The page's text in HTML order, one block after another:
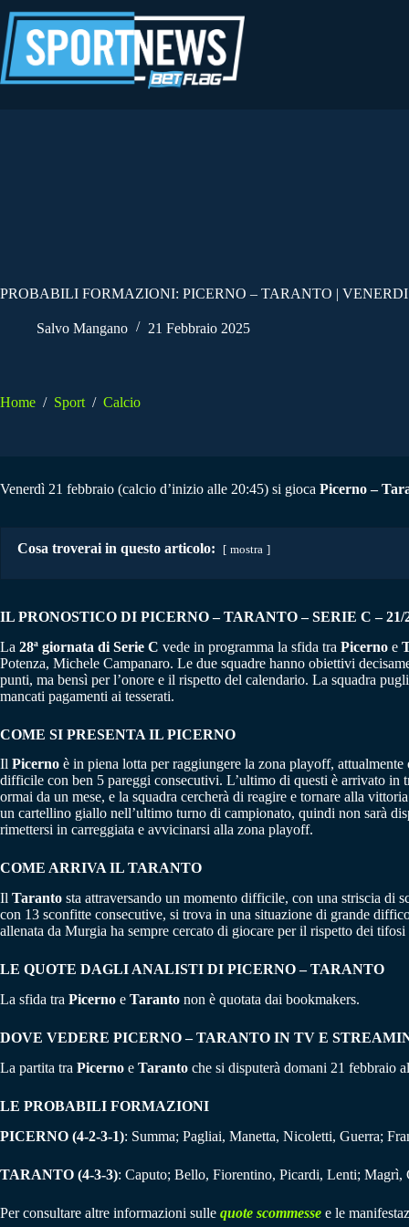
al
contenuto
PROBABILI FORMAZIONI: PICERNO – TARANTO |
Salvo Mangano 21 Febbraio 2025
Home / Sport / Calcio
Venerdì 21 febbraio (calcio d’inizio alle 20:45) si gioca Picerno –
Cosa troverai in questo articolo: mostra
IL PRONOSTICO DI PICERNO – TARANTO – SERIE C – 21/
La 28ª giornata di Serie C vede in programma la sfida tra Picerno e
Potenza, Michele Campanaro. Le due squadre hanno obiettivi
punti, ma bensì per l’onore e il rispetto del calendario. La squadra
mancati pagamenti ai tesserati.
COME SI PRESENTA IL PICERNO
Il Picerno è in piena lotta per raggiungere la zona playoff,
difficile con ben 5 pareggi consecutivi. L’ultimo di questi è arrivato in
ormai da un mese, e la squadra cercherà di reagire e tornare alla
un cartellino giallo nell’ultimo turno di campionato, quindi non sarà
rimettersi in carreggiata e avvicinarsi alla zona playoff.
COME ARRIVA IL TARANTO
Il Taranto sta attraversando un momento difficile, con una striscia di
con 13 sconfitte consecutive, si trova in una situazione di grande
allenata da Murgia ha sempre cercato di giocare per il rispetto dei
LE QUOTE DAGLI ANALISTI DI PICERNO – TARANTO
La sfida tra Picerno e Taranto non è quotata dai bookmakers.
DOVE VEDERE PICERNO – TARANTO IN TV E
La partita tra Picerno e Taranto che si disputerà domani 21 febbraio
LE PROBABILI FORMAZIONI
PICERNO (4-2-3-1): Summa; Pagliai, Manetta, Nicoletti, Guerra;
TARANTO (4-3-3): Caputo; Bello, Fiorentino, Picardi, Lenti; Magrì,
Per consultare altre informazioni sulle quote scommesse e le